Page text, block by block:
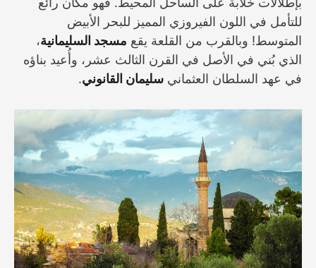
للتأمل في اللون الفيروزي المميز للبحر الأبيض
المتوسط! وبالقرب من القلعة يقع مسجد السليمانية،
الذي بُني في الأصل في القرن الثالث عشر، وأُعيد بناؤه
في عهد السلطان العثماني سليمان القانوني.